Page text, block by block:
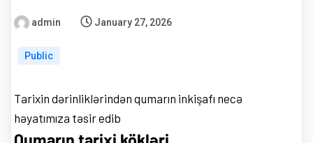
admin January 27, 2026
Public
Tarixin dərinliklərindən qumarın inkişafı necə
həyatımıza təsir edib